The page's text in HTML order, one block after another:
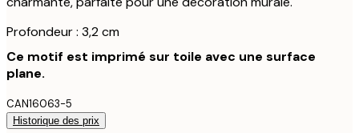
Profondeur : 3,2 cm
Ce motif est imprimé sur toile avec une surface
plane.
CAN16063-5
Historique des prix